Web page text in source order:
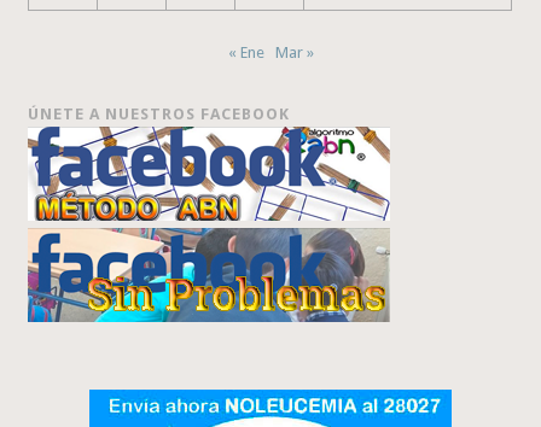
« Ene Mar »
ÚNETE A NUESTROS FACEBOOK